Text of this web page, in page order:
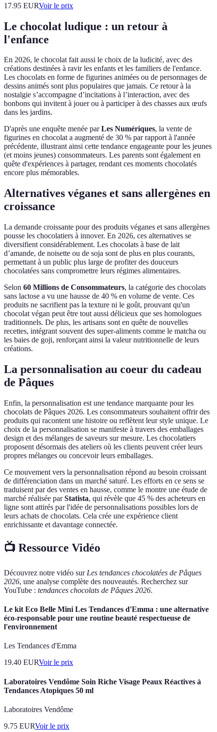
17.95 EURVoir le prix
Le chocolat ludique : un retour à
l'enfance
En 2026, le chocolat fait aussi le choix de la ludicité, avec des
créations destinées à ravir les enfants et les familiers de l'enfance.
Les chocolats en forme de figurines animées ou de personnages de
dessins animés sont plus populaires que jamais. Ce retour à la
nostalgie s’accompagne d’incitations à l’interaction, avec des
bonbons qui invitent à jouer ou à participer à des chasses aux œufs
dans les jardins.
D'après une enquête menée parLes Numériques, la vente de
figurines en chocolat a augmenté de 30 % par rapport à l'année
précédente, illustrant ainsi cette tendance engageante pour les jeunes
(et moins jeunes) consommateurs. Les parents sont également en
quête d'expériences à partager, rendant ces moments chocolatés
encore plus mémorables.
Alternatives véganes et sans allergènes en
croissance
La demande croissante pour des produits véganes et sans allergènes
pousse les chocolatiers à innover. En 2026, ces alternatives se
diversifient considérablement. Les chocolats à base de lait
d’amande, de noisette ou de soja sont de plus en plus courants,
permettant à un public plus large de profiter des douceurs
chocolatées sans compromettre leurs régimes alimentaires.
Selon 60 Millions de Consommateurs, la catégorie des chocolats
sans lactose a vu une hausse de 40 % en volume de vente. Ces
produits ne sacrifient pas la texture ni le goût, prouvant qu'un
chocolat végan peut être tout aussi délicieux que ses homologues
traditionnels. De plus, les artisans sont en quête de nouvelles
recettes, intégrant souvent des super-aliments comme le matcha ou
les baies de goji, renforçant ainsi la valeur nutritionnelle de leurs
créations.
La personnalisation au coeur du cadeau
de Pâques
Enfin, la personnalisation est une tendance marquante pour les
chocolats de Pâques 2026. Les consommateurs souhaitent offrir des
produits qui racontent une histoire ou reflètent leur style unique. Le
choix de la personnalisation se manifeste à travers des emballages
design et des mélanges de saveurs sur mesure. Les chocolatiers
proposent désormais des ateliers où les clients peuvent créer leurs
propres mélanges ou concevoir leurs emballages.
Ce mouvement vers la personnalisation répond au besoin croissant
de différenciation dans un marché saturé. Les efforts en ce sens se
traduisent par des ventes en hausse, comme le montre une étude de
marché réalisée parStatista, qui révèle que 45 % des acheteurs en
ligne sont attirés par l'idée de personnalisations possibles lors de
leurs achats de chocolats. Cela crée une expérience client
enrichissante et davantage connectée.
📺 Ressource Vidéo
Découvrez notre vidéo sur Les tendances chocolatées de Pâques
2026, une analyse complète des nouveautés. Recherchez sur
YouTube : tendances chocolats de Pâques 2026.
Le kit Eco Belle Mini Les Tendances d'Emma : une alternative
éco-responsable pour une routine beauté respectueuse de
l'environnement
Les Tendances d'Emma
19.40 EURVoir le prix
Laboratoires Vendôme Soin Riche Visage Peaux Réactives à
Tendances Atopiques 50 ml
Laboratoires Vendôme
9.75 EURVoir le prix